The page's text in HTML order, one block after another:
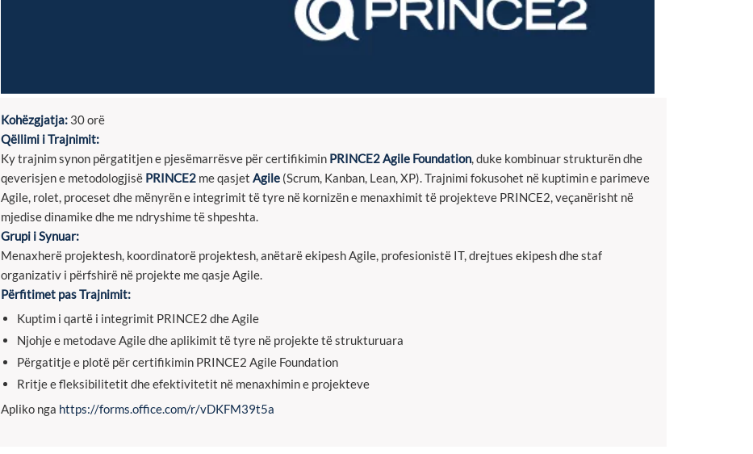
Kohëzgjatja: 30 orë
Qëllimi i Trajnimit:
Ky trajnim synon përgatitjen e pjesëmarrësve për certifikimin PRINCE2 Agile Foundation, duke kombinuar strukturën dhe
qeverisjen e metodologjisë PRINCE2 me qasjet Agile (Scrum, Kanban, Lean, XP). Trajnimi fokusohet në kuptimin e parimeve
Agile, rolet, proceset dhe mënyrën e integrimit të tyre në kornizën e menaxhimit të projekteve PRINCE2, veçanërisht në
mjedise dinamike dhe me ndryshime të shpeshta.
Grupi i Synuar:
Menaxherë projektesh, koordinatorë projektesh, anëtarë ekipesh Agile, profesionistë IT, drejtues ekipesh dhe staf
organizativ i përfshirë në projekte me qasje Agile.
Përfitimet pas Trajnimit:
Kuptim i qartë i integrimit PRINCE2 dhe Agile
Njohje e metodave Agile dhe aplikimit të tyre në projekte të strukturuara
Përgatitje e plotë për certifikimin PRINCE2 Agile Foundation
Rritje e fleksibilitetit dhe efektivitetit në menaxhimin e projekteve
Apliko nga https://forms.office.com/r/vDKFM39t5a